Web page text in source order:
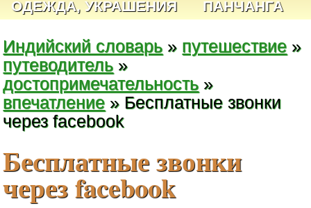
ОДЕЖДА, УКРАШЕНИЯ
ПАНЧАНГА
Индийский словарь » путешествие »
путеводитель »
достопримечательность »
впечатление » Бесплатные звонки
через facebook
Бесплатные звонки
через facebook